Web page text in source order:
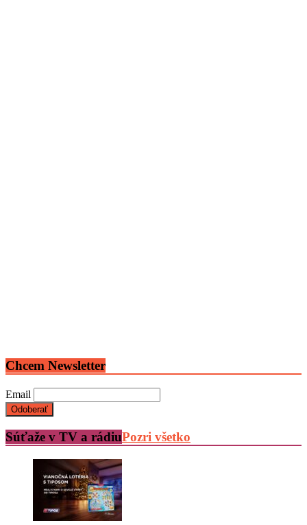
Chcem Newsletter
Email
Súťaže v TV a rádiuPozri všetko